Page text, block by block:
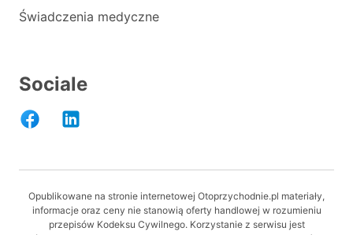
Świadczenia medyczne
Sociale
Opublikowane na stronie internetowej Otoprzychodnie.pl materiały,
informacje oraz ceny nie stanowią oferty handlowej w rozumieniu
przepisów Kodeksu Cywilnego. Korzystanie z serwisu jest